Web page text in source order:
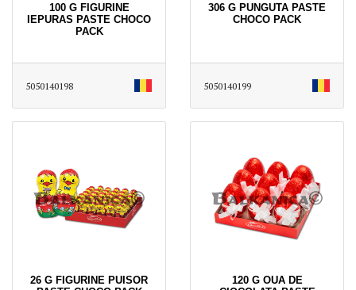
100 G FIGURINE
IEPURAS PASTE CHOCO
PACK
5050140198
306 G PUNGUTA PASTE
CHOCO PACK
5050140199
26 G FIGURINE PUISOR
120 G OUA DE